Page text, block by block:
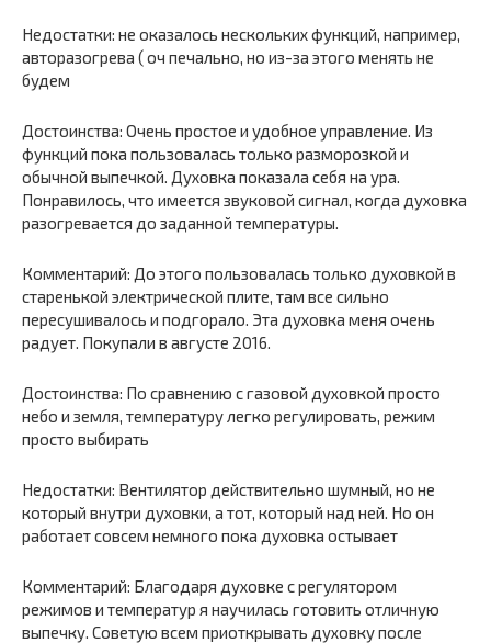
Недостатки: не оказалось нескольких функций, например,
авторазогрева ( оч печально, но из-за этого менять не
будем
Достоинства: Очень простое и удобное управление. Из
функций пока пользовалась только разморозкой и
обычной выпечкой. Духовка показала себя на ура.
Понравилось, что имеется звуковой сигнал, когда духовка
разогревается до заданной температуры.
Комментарий: До этого пользовалась только духовкой в
старенькой электрической плите, там все сильно
пересушивалось и подгорало. Эта духовка меня очень
радует. Покупали в августе 2016.
Достоинства: По сравнению с газовой духовкой просто
небо и земля, температуру легко регулировать, режим
просто выбирать
Недостатки: Вентилятор действительно шумный, но не
который внутри духовки, а тот, который над ней. Но он
работает совсем немного пока духовка остывает
Комментарий: Благодаря духовке с регулятором
режимов и температур я научилась готовить отличную
выпечку. Советую всем приоткрывать духовку после